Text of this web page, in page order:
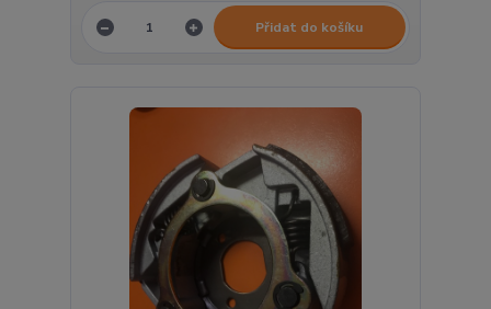
Přidat do košíku